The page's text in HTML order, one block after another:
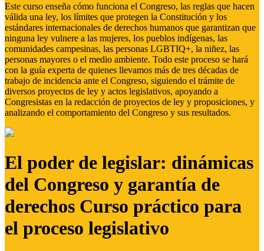
Este curso enseña cómo funciona el Congreso, las reglas que hacen
válida una ley, los límites que protegen la Constitución y los
estándares internacionales de derechos humanos que garantizan que
ninguna ley vulnere a las mujeres, los pueblos indígenas, las
comunidades campesinas, las personas LGBTIQ+, la niñez, las
personas mayores o el medio ambiente. Todo este proceso se hará
con la guía experta de quienes llevamos más de tres décadas de
trabajo de incidencia ante el Congreso, siguiendo el trámite de
diversos proyectos de ley y actos legislativos, apoyando a
Congresistas en la redacción de proyectos de ley y proposiciones, y
analizando el comportamiento del Congreso y sus resultados.
El poder de legislar: dinámicas
del Congreso y garantía de
derechos Curso práctico para
el proceso legislativo